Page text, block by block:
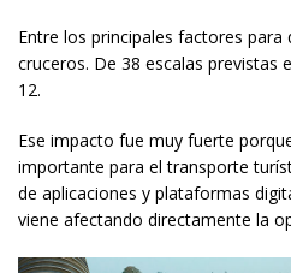
Entre los principales factores
cruceros. De 38 escalas previstas
12.
Ese impacto fue muy fuerte
importante para el transporte
de aplicaciones y plataformas
viene afectando directamente la